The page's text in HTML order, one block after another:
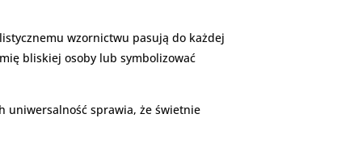
wzornictwu pasują do każdej
bliskiej osoby lub symbolizować
uniwersalność sprawia, że świetnie